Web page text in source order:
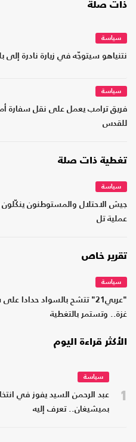
ذات صلة
سياسة
نتنياهو سيتوجّه في زيارة نادرة إلى
سياسة
فريق ترامب يعمل على نقل سفارة
للقدس
تغطية ذات صلة
سياسة
جيش الاحتلال والمستوطنون ينكّلون
عملية تل
تقرير خاص
سياسة
"عربي21" تتشح بالسواد
غزة.. وتستمر بالتغطية
الأكثر قراءة اليوم
1
سياسة
عبد الرحمن السيد يفوز في
بميشيغان.. تعرف إليه